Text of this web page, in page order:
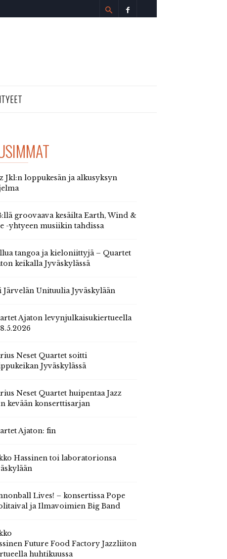
Jkl:n loppukesän ja alkusyksyn
groovaava kesäilta Earth, Wind &
-yhtyeen musiikin tahdissa
tangoa ja kieloniittyjä – Quartet
keikalla Jyväskylässä
Järvelän Unituulia Jyväskylään
Ajaton levynjulkaisukiertueella
Neset Quartet soitti
Jyväskylässä
Neset Quartet huipentaa Jazz
kevään konserttisarjan
Ajaton: fin
Hassinen toi laboratorionsa
Lives! – konsertissa Pope
ja Ilmavoimien Big Band
Future Food Factory Jazzliiton
huhtikuussa